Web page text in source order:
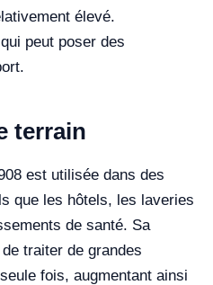
élevé.
peut poser des
terrain
est utilisée dans des
que les hôtels, les laveries
de santé. Sa
traiter de grandes
fois, augmentant ainsi